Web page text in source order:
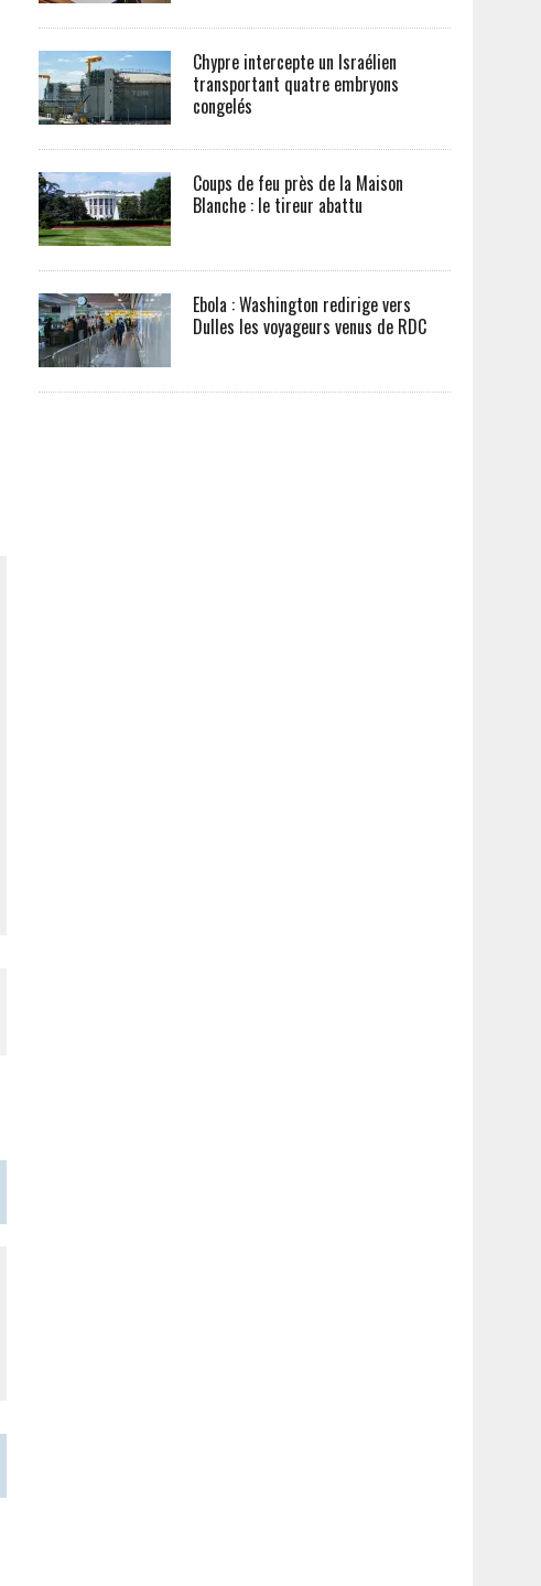
Chypre intercepte un Israélien
transportant quatre embryons
congelés
Coups de feu près de la Maison
Blanche : le tireur abattu
Ebola : Washington redirige vers
Dulles les voyageurs venus de RDC